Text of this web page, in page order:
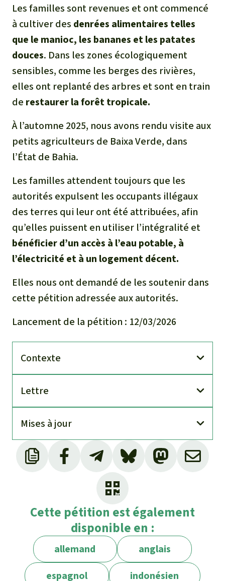
Les familles sont revenues et ont commencé
à cultiver des denrées alimentaires telles
que le manioc, les bananes et les patates
douces. Dans les zones écologiquement
sensibles, comme les berges des rivières,
elles ont replanté des arbres et sont en train
de restaurer la forêt tropicale.
À l’automne 2025, nous avons rendu visite aux
petits agriculteurs de Baixa Verde, dans
l’État de Bahia.
Les familles attendent toujours que les
autorités expulsent les occupants illégaux
des terres qui leur ont été attribuées, afin
qu’elles puissent en utiliser l’intégralité et
bénéficier d’un accès à l’eau potable, à
l’électricité et à un logement décent.
Elles nous ont demandé de les soutenir dans
cette pétition adressée aux autorités.
Lancement de la pétition : 12/03/2026
Contexte
Lettre
Mises à jour
Cette pétition est également
disponible en :
allemand
anglais
espagnol
indonésien